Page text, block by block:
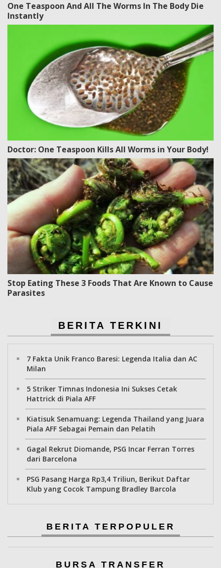
One Teaspoon And All The Worms In The Body Die
Instantly
Doctor: One Teaspoon Kills All Worms in Your Body!
Stop Eating These 3 Foods That Are Known to Cause
Parasites
BERITA TERKINI
7 Fakta Unik Franco Baresi: Legenda Italia dan AC
Milan
5 Striker Timnas Indonesia Ini Sukses Cetak
Hattrick di Piala AFF
Kiatisuk Senamuang: Legenda Thailand yang Juara
Piala AFF Sebagai Pemain dan Pelatih
Gagal Rekrut Diomande, PSG Incar Ferran Torres
dari Barcelona
PSG Pasang Harga Rp3,4 Triliun, Berikut Daftar
Klub yang Cocok Tampung Bradley Barcola
BERITA TERPOPULER
BURSA TRANSFER